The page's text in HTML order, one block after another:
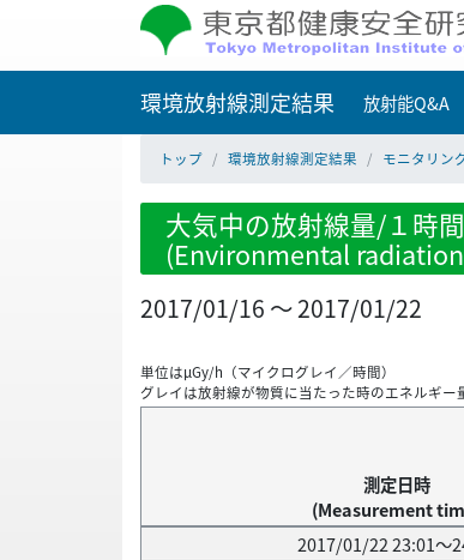
環境放射線測定結果 放射能Q&A
トップ 環境放射線測定結果 モニタリン
大気中の放射線量/１時
(Environmental
2017/01/16 ～ 2017/01/22
単位はμGy/h（マイクログレイ／時間）
グレイは放射線が物質に当たった時のエネルギー
測定日時
(Measurement
2017/01/22 23:01～